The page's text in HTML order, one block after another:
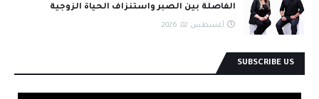
الفاصلة بين الصبر واستنزاف الحياة الزوجية
أغسطس 02, 2026
SUBSCRIBE US